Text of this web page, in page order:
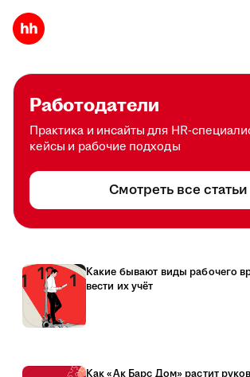
Работодатели
Практика и инсайты для HR-
кейсы и рабочие подходы
Смотреть все статьи
Какие бывают виды рабочего
вести их учёт
Как «Ак Барс Дом» растит